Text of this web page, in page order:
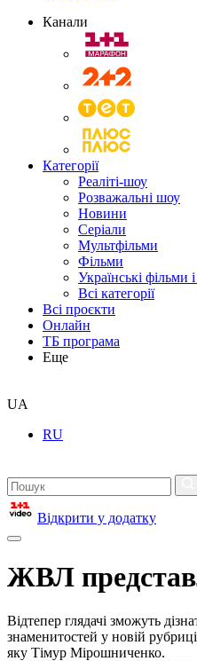
Канали
Категорії
Реаліті-шоу
Розважальні шоу
Новини
Серіали
Мультфільми
Фільми
Українські фільми
Всі категорії
Всі проєкти
Онлайн
ТБ програма
Еще
UA
RU
Відкрити у додатку
ЖВЛ
Відтепер глядачі зможуть
знаменитостей у новій
яку Тімур Мірошниченко.